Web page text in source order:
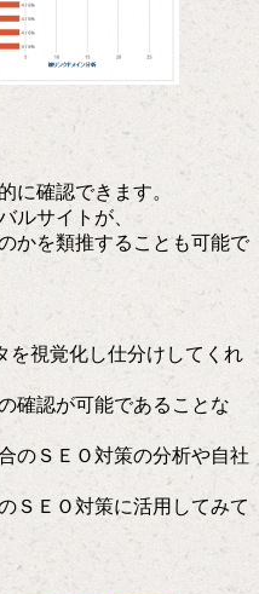
に確認できます。
ルサイトが、
かを類推することも可能で
を視覚化し仕分けしてくれ
確認が可能であることな
のＳＥＯ対策の分析や自社
ＳＥＯ対策に活用してみて